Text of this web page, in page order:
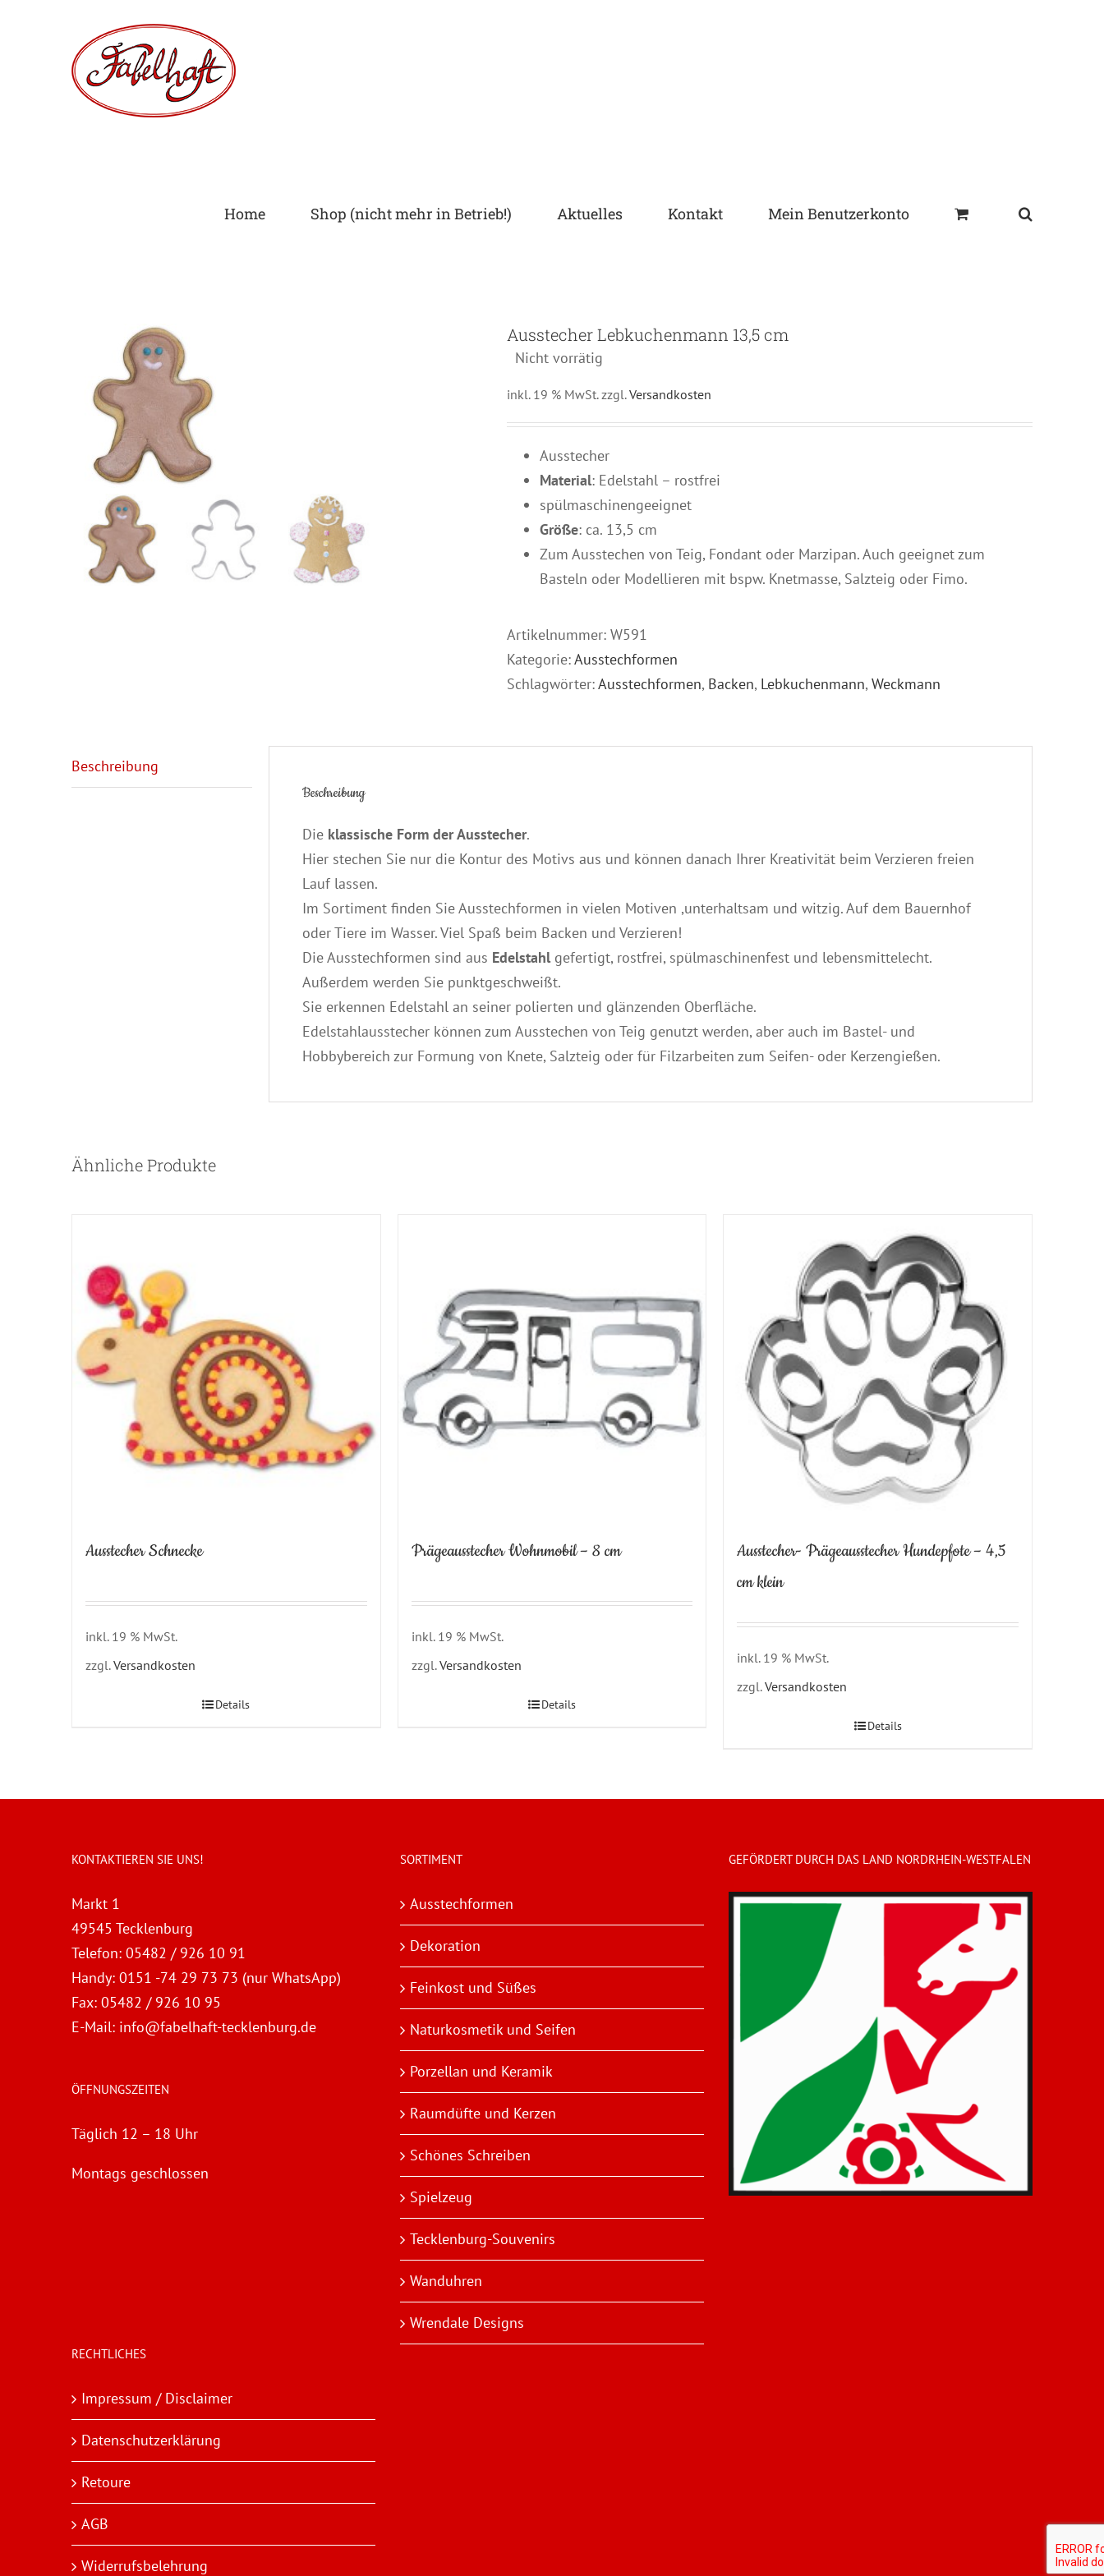
Home Shop (nicht mehr in Betrieb!) Aktuelles Kontakt Mein Benutzerkonto
Ausstecher Lebkuchenmann 13,5 cm
Nicht vorrätig
inkl. 19 % MwSt. zzgl.Versandkosten
Ausstecher
Material: Edelstahl – rostfrei
spülmaschinengeeignet
Größe: ca. 13,5 cm
Zum Ausstechen von Teig, Fondant oder Marzipan. Auch geeignet zum
Basteln oder Modellieren mit bspw. Knetmasse, Salzteig oder Fimo.
Artikelnummer: W591
Kategorie:Ausstechformen
Schlagwörter:Ausstechformen, Backen, Lebkuchenmann, Weckmann
Beschreibung
Beschreibung
Die klassische Form der Ausstecher.
Hier stechen Sie nur die Kontur des Motivs aus und können danach Ihrer Kreativität beim Verzieren freien
Lauf lassen.
Im Sortiment finden Sie Ausstechformen in vielen Motiven ,unterhaltsam und witzig. Auf dem Bauernhof
oder Tiere im Wasser. Viel Spaß beim Backen und Verzieren!
Die Ausstechformen sind aus Edelstahl gefertigt, rostfrei, spülmaschinenfest und lebensmittelecht.
Außerdem werden Sie punktgeschweißt.
Sie erkennen Edelstahl an seiner polierten und glänzenden Oberfläche.
Edelstahlausstecher können zum Ausstechen von Teig genutzt werden, aber auch im Bastel- und
Hobbybereich zur Formung von Knete, Salzteig oder für Filzarbeiten zum Seifen- oder Kerzengießen.
Ähnliche Produkte
Ausstecher Schnecke
inkl. 19 % MwSt.
zzgl.Versandkosten
Details
Prägeausstecher Wohnmobil – 8 cm
inkl. 19 % MwSt.
zzgl.Versandkosten
Details
Ausstecher- Prägeausstecher Hundepfote – 4,5
cm klein
inkl. 19 % MwSt.
zzgl.Versandkosten
Details
KONTAKTIEREN SIE UNS!
Markt 1
49545 Tecklenburg
Telefon: 05482 / 926 10 91
Handy: 0151 -74 29 73 73 (nur WhatsApp)
Fax: 05482 / 926 10 95
E-Mail: info@fabelhaft-tecklenburg.de
ÖFFNUNGSZEITEN
Täglich 12 – 18 Uhr
Montags geschlossen
RECHTLICHES
Impressum / Disclaimer
Datenschutzerklärung
Retoure
AGB
Widerrufsbelehrung
SORTIMENT
Ausstechformen
Dekoration
Feinkost und Süßes
Naturkosmetik und Seifen
Porzellan und Keramik
Raumdüfte und Kerzen
Schönes Schreiben
Spielzeug
Tecklenburg-Souvenirs
Wanduhren
Wrendale Designs
GEFÖRDERT DURCH DAS LAND NORDRHEIN-WESTFALEN